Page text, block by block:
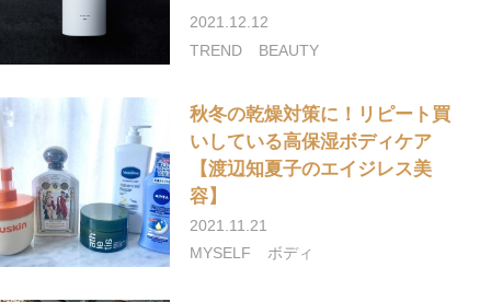
2021.12.12
TREND
BEAUTY
秋冬の乾燥対策に！リピート買
いしている高保湿ボディケア
【渡辺知夏子のエイジレス美
容】
2021.11.21
MYSELF
ボディ